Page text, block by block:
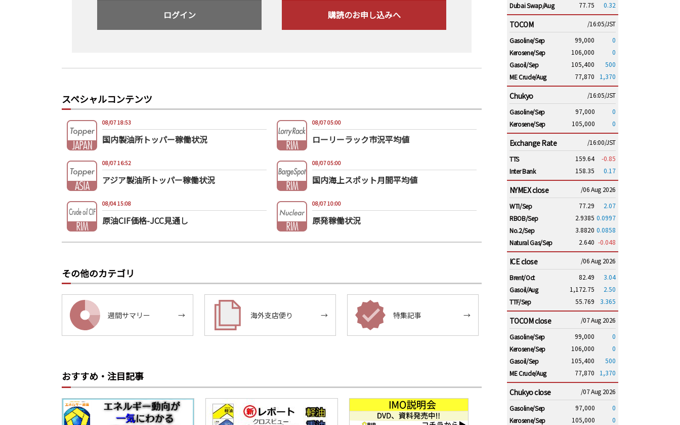
ログイン 購読のお申し込みへ
スペシャルコンテンツ
08/07 18:53
国内製油所トッパー稼働状況
08/07 05:00
ローリーラック市況平均値
08/07 16:52
アジア製油所トッパー稼働状況
08/07 05:00
国内海上スポット月間平均値
08/04 15:08
原油CIF価格-JCC見通し
08/07 10:00
原発稼働状況
その他のカテゴリ
週間サマリー → 海外支店便り → 特集記事 →
おすすめ・注目記事
Dubai Swap/Aug
77.75 0.32
TOCOM
/16:05/JST
Gasoline/Sep
99,000
0
Kerosene/Sep
106,000
0
Gasoil/Sep
105,400
500
ME Crude/Aug
77,870 1,370
Chukyo
/16:05/JST
Gasoline/Sep
97,000
0
Kerosene/Sep
105,000 0
Exchange Rate
/16:00/JST
TTS
159.64
-0.85
Inter Bank
158.35 0.17
NYMEX close
/06 Aug 2026
WTI/Sep
77.29
2.07
RBOB/Sep
2.9385 0.0997
No.2/Sep
3.8820 0.0858
Natural Gas/Sep
2.640 -0.048
ICE close
/06 Aug 2026
Brent/Oct
82.49
3.04
Gasoil/Aug
1,172.75
2.50
TTF/Sep
55.769 3.365
TOCOM close
/07 Aug 2026
Gasoline/Sep
99,000
0
Kerosene/Sep
106,000
0
Gasoil/Sep
105,400
500
ME Crude/Aug
77,870 1,370
Chukyo close
/07 Aug 2026
Gasoline/Sep
97,000
0
Kerosene/Sep
105,000 0